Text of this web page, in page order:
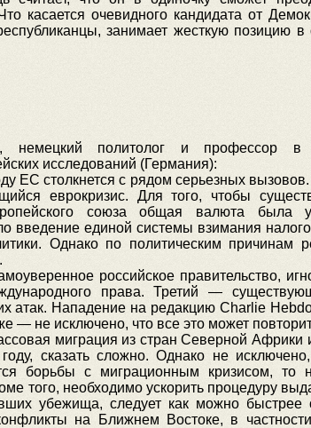
очевидного кандидата от
занимает жесткую позицию в
немецкий политолог и профессор в
исследований (Германия):
ЕС столкнется с рядом серьезных
еврокризис. Для того, чтобы
союза общая валюта была
введение единой системы взимания
Однако по политическим причинам
российское правительство,
права. Третий —
атак. Нападение на редакцию Charlie
— не исключено, что все это может
миграция из стран Северной Африки
сказать сложно. Однако не
борьбы с миграционным кризисом, то
того, необходимо ускорить процедуру
убежища, следует как можно быстрее
на Ближнем Востоке, в